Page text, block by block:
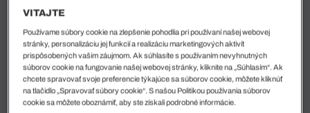
Pánske Tričko
65 EUR
Tričko Petit Piqué S
Rebrovaným Výstrihom
VITAJTE
Používame súbory cookie na zlepšenie pohodlia pri používaní našej webovej
stránky, personalizáciu jej funkcií a realizáciu marketingových aktivít
prispôsobených vašim záujmom. Ak súhlasíte s používaním nevyhnutných
súborov cookie na fungovanie našej webovej stránky, kliknite na „Súhlasím“. Ak
chcete spravovať svoje preferencie týkajúce sa súborov cookie, môžete kliknúť
na tlačidlo „Spravovať súbory cookie“. S našou Politikou používania súborov
cookie sa môžete oboznámiť, aby ste získali podrobné informácie.